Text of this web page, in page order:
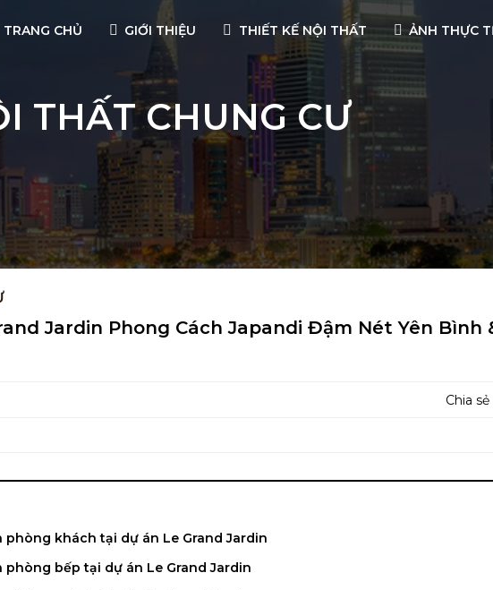
TRANG CHỦ GIỚI THIỆU THIẾT KẾ NỘI THẤT ẢNH THỰC
THẤT CHUNG CƯ
Jardin Phong Cách Japandi Đậm Nét Yên Bình
Chia sẻ
khách tại dự án Le Grand Jardin
bếp tại dự án Le Grand Jardin